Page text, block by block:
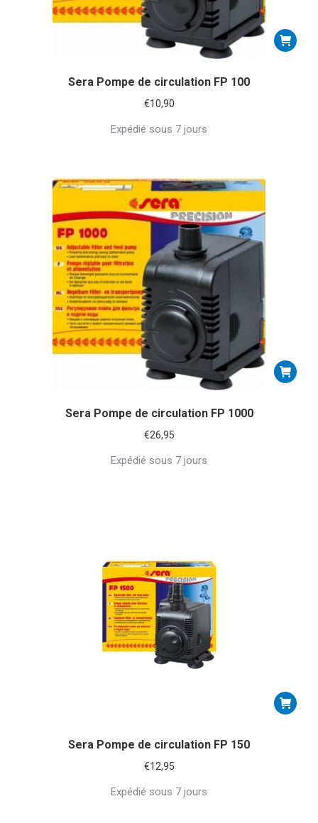
Sera Pompe de circulation FP 100
€10,90
Expédié sous 7 jours
Sera Pompe de circulation FP 1000
€26,95
Expédié sous 7 jours
Sera Pompe de circulation FP 150
€12,95
Expédié sous 7 jours